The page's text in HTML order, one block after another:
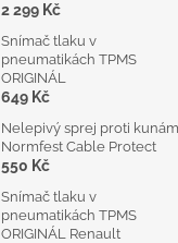
2 299 Kč
Snímač tlaku v
pneumatikách TPMS
ORIGINÁL
649 Kč
Nelepivý sprej proti
Normfest Cable Protect
550 Kč
Snímač tlaku v
pneumatikách TPMS
ORIGINÁL Renault